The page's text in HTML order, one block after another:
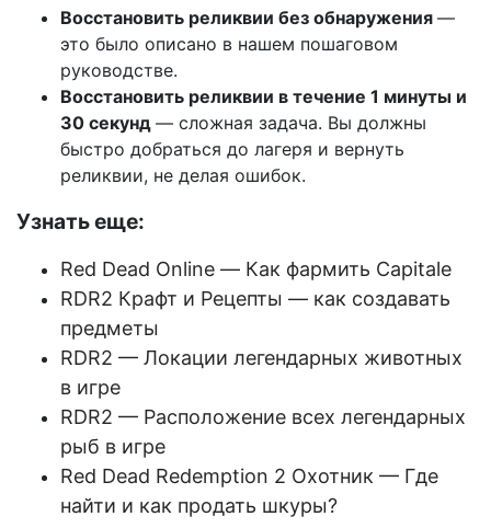
Восстановить реликвии без обнаружения —
это было описано в нашем пошаговом
руководстве.
Восстановить реликвии в течение 1 минуты и
30 секунд — сложная задача. Вы должны
быстро добраться до лагеря и вернуть
реликвии, не делая ошибок.
Узнать еще:
Red Dead Online — Как фармить Capitale
RDR2 Крафт и Рецепты — как создавать
предметы
RDR2 — Локации легендарных животных
в игре
RDR2 — Расположение всех легендарных
рыб в игре
Red Dead Redemption 2 Охотник — Где
найти и как продать шкуры?